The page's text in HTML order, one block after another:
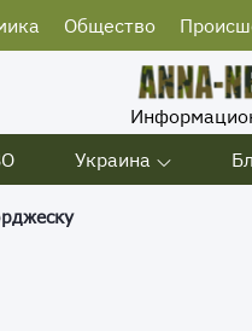
Общество
Украина